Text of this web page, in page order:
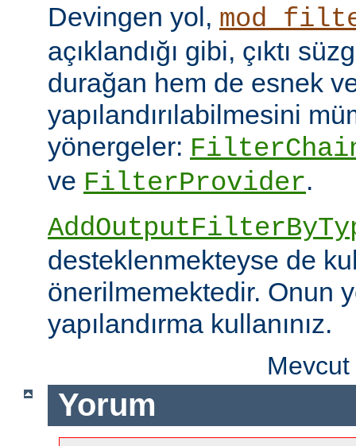
Devingen yol,
açıklandığı gibi, çıktı
durağan hem de esnek
yapılandırılabilmesini
yönergeler:
ve FilterProvider.
desteklenmekteyse de
önerilmemektedir. Onun
yapılandırma kullanınız.
Yorum